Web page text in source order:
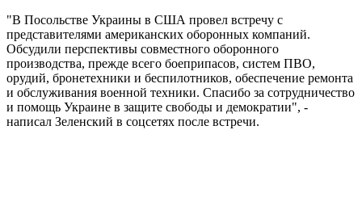
"В Посольстве Украины в США провел встречу с
представителями американских оборонных компаний.
Обсудили перспективы совместного оборонного
производства, прежде всего боеприпасов, систем ПВО,
орудий, бронетехники и беспилотников, обеспечение ремонта
и обслуживания военной техники. Спасибо за сотрудничество
и помощь Украине в защите свободы и демократии", -
написал Зеленский в соцсетях после встречи.